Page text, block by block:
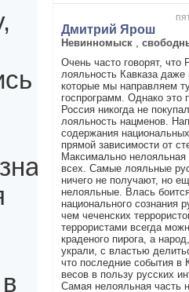
Дмитрий Ярош
Невинномыск
Очень часто говорят, что
лояльность Кавказа
которые мы направляем
госпрограмм. Однако это
Россия никогда не
лояльность нацменов.
содержания
прямой зависимости от
Максимально
всех. Самые лояльные
ничего не получают, но
нелояльные. Влась
национального сознания
чем чеченских
террористами всегда
краденого пирога, а
украли, с властью
что последние события
весов в пользу русских
Самая нелояльная часть